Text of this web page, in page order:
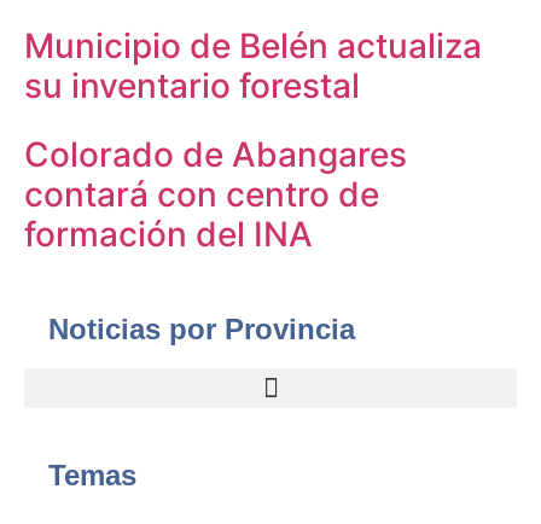
Municipio de Belén actualiza
su inventario forestal
Colorado de Abangares
contará con centro de
formación del INA
Noticias por Provincia
Temas